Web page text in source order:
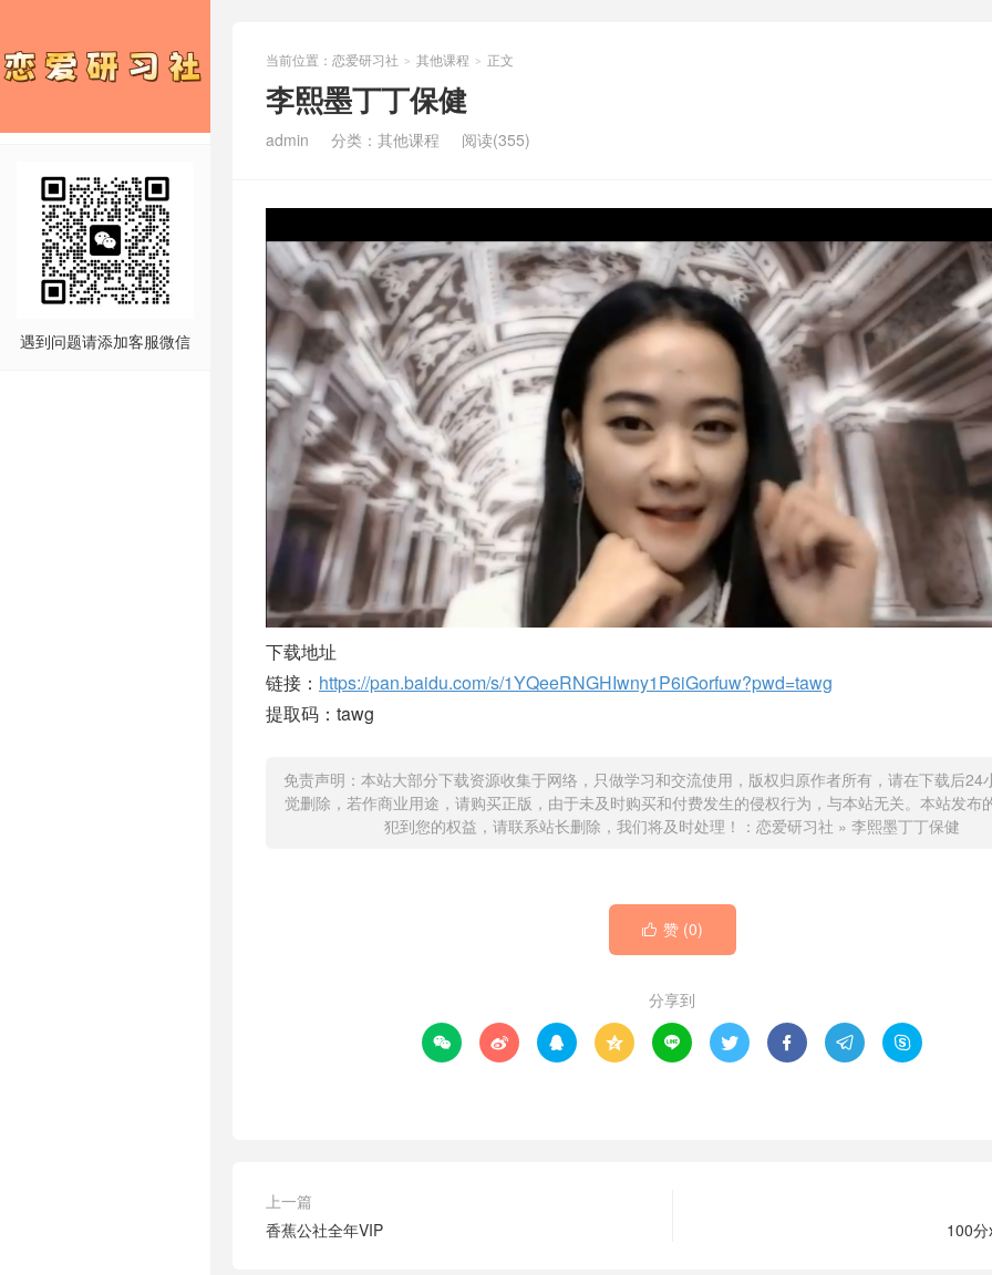
遇到问题请添加客服微信
当前位置： 恋爱研习社 > 其他课程 > 正文
李熙墨丁丁保健
admin 分类： 其他课程 阅读(355)
下载地址
链接： https://pan.baidu.com/s/1YQeeRNGHIwny1P6iGorfuw?pwd=tawg
提取码：tawg
免责声明：本站大部分下载资源收集于网络，只做学习和交流使用，版权归原作者所有，请在下载后24
觉删除，若作商业用途，请购买正版，由于未及时购买和付费发生的侵权行为，与本站无关。本站发布
犯到您的权益，请联系站长删除，我们将及时处理！： 恋爱研习社 » 李熙墨丁丁保健
 赞 (0)
分享到
        
上一篇
香蕉公社全年VIP
100